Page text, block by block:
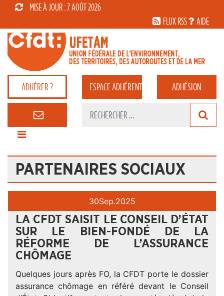
MISE À JOUR : 7 AOÛT 2026
FLUX RSS
AIDE
ADHÉRER ? ESPACEADHÉRENT ADHÉSION
PARTENAIRES SOCIAUX
30Sep.2025
LA CFDT SAISIT LE CONSEIL D’ÉTAT
SUR LE BIEN-FONDÉ DE LA
RÉFORME DE L’ASSURANCE
CHÔMAGE
Quelques jours après FO, la CFDT porte le dossier
assurance chômage en référé devant le Conseil